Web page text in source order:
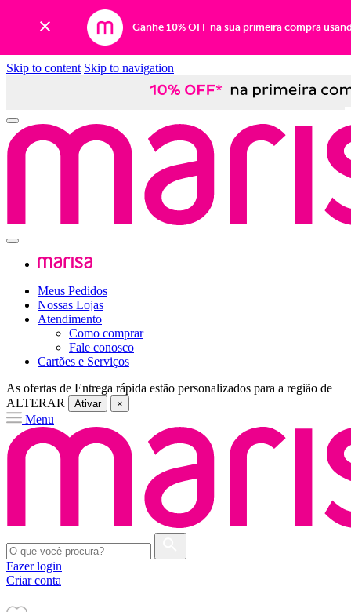
Ganhe 10% OFF na sua primeira compra
Skip to content Skip to navigation
Meus Pedidos
Nossas Lojas
Atendimento
Como comprar
Fale conosco
Cartões e Serviços
As ofertas de Entrega rápida estão personalizados para a região de
ALTERAR
Ativar ×
Menu
Fazer login
Criar conta